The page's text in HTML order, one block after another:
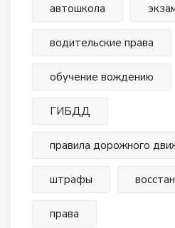
автошкола
водительские права
обучение вождению
ГИБДД
правила дорожного
штрафы
права